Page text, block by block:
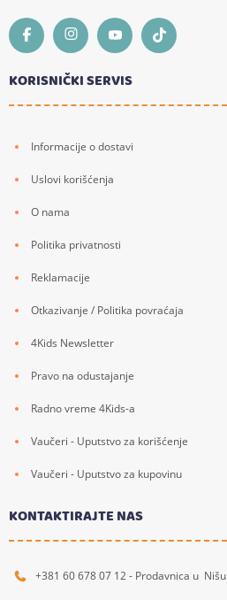
KORISNIČKI SERVIS
Informacije o dostavi
Uslovi korišćenja
O nama
Politika privatnosti
Reklamacije
Otkazivanje / Politika povraćaja
4Kids Newsletter
Pravo na odustajanje
Radno vreme 4Kids-a
Vaučeri - Uputstvo za korišćenje
Vaučeri - Uputstvo za kupovinu
KONTAKTIRAJTE NAS
+381 60 678 07 12 - Prodavnica u Nišu